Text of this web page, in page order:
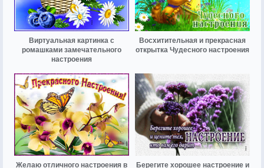
Виртуальная картинка с
ромашками замечательного
настроения
Восхитительная и прекрасная
открытка Чудесного настроения
Желаю отличного настроения в Берегите хорошее настроение и